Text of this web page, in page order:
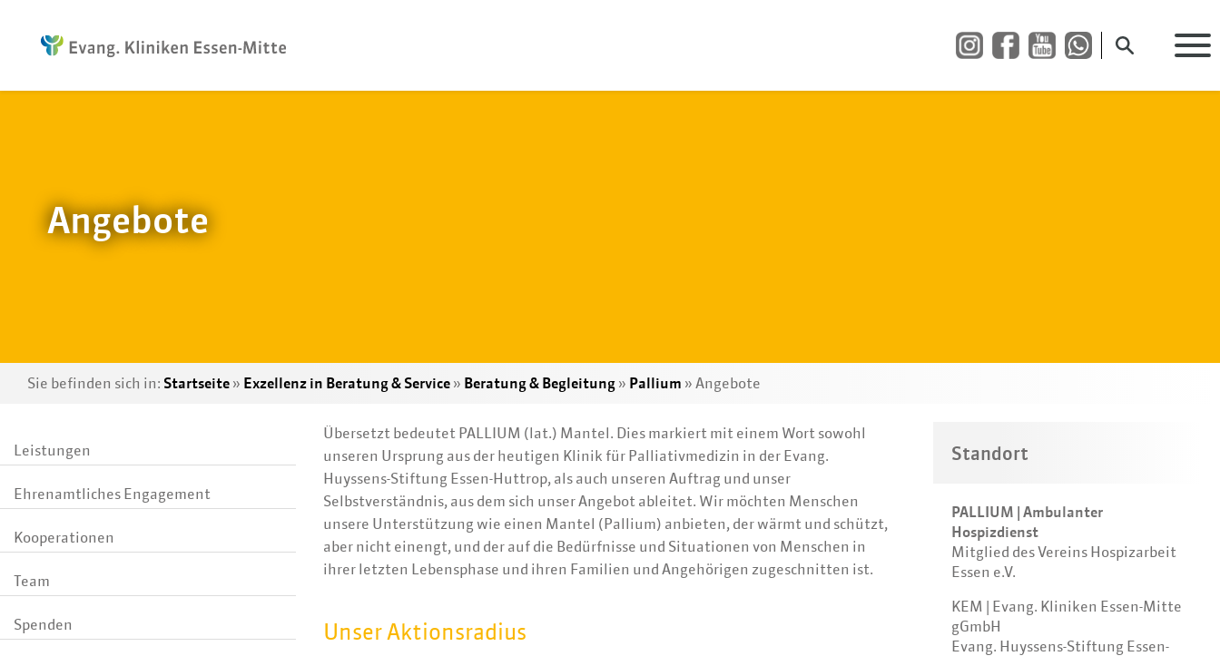
Suche öffnen
Angebote
Sie befinden sich in: Startseite » Exzellenz in Beratung & Service » Beratung & Begleitung » Pallium » Angebote
Leistungen
Ehrenamtliches Engagement
Kooperationen
Team
Spenden
Übersetzt bedeutet PALLIUM (lat.) Mantel. Dies markiert mit einem Wort sowohl
unseren Ursprung aus der heutigen Klinik für Palliativmedizin in der Evang.
Huyssens-Stiftung Essen-Huttrop, als auch unseren Auftrag und unser
Selbstverständnis, aus dem sich unser Angebot ableitet. Wir möchten Menschen
unsere Unterstützung wie einen Mantel (Pallium) anbieten, der wärmt und schützt,
aber nicht einengt, und der auf die Bedürfnisse und Situationen von Menschen in
ihrer letzten Lebensphase und ihren Familien und Angehörigen zugeschnitten ist.
Unser Aktionsradius
Standort
PALLIUM | Ambulanter
Hospizdienst
Mitglied des Vereins Hospizarbeit
Essen e.V.
KEM | Evang. Kliniken Essen-Mitte
gGmbH
Evang. Huyssens-Stiftung Essen-